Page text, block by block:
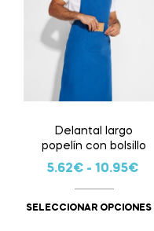
Delantal largo
popelín con bolsillo
5.62€- 10.95€
SELECCIONAR OPCIONES